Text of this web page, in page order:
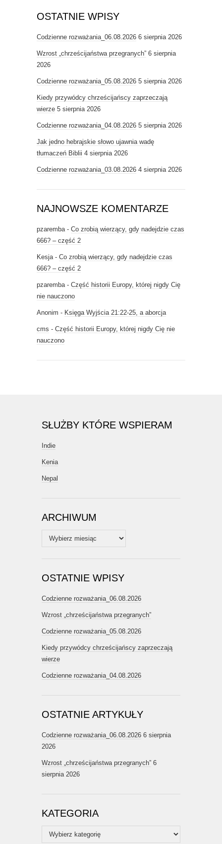
OSTATNIE WPISY
Codzienne rozważania_06.08.2026 6 sierpnia 2026
Wzrost „chrześcijaństwa przegranych” 6 sierpnia
2026
Codzienne rozważania_05.08.2026 5 sierpnia 2026
Kiedy przywódcy chrześcijańscy zaprzeczają
wierze 5 sierpnia 2026
Codzienne rozważania_04.08.2026 5 sierpnia 2026
Jak jedno hebrajskie słowo ujawnia wadę
tłumaczeń Biblii 4 sierpnia 2026
Codzienne rozważania_03.08.2026 4 sierpnia 2026
NAJNOWSZE KOMENTARZE
pzaremba - Co zrobią wierzący, gdy nadejdzie czas
666? – część 2
Kesja - Co zrobią wierzący, gdy nadejdzie czas
666? – część 2
pzaremba - Część historii Europy, której nigdy Cię
nie nauczono
Anonim - Księga Wyjścia 21:22-25, a aborcja
cms - Część historii Europy, której nigdy Cię nie
nauczono
SŁUŻBY KTÓRE WSPIERAM
Indie
Kenia
Nepal
ARCHIWUM
Archiwum
OSTATNIE WPISY
Codzienne rozważania_06.08.2026
Wzrost „chrześcijaństwa przegranych”
Codzienne rozważania_05.08.2026
Kiedy przywódcy chrześcijańscy zaprzeczają
wierze
Codzienne rozważania_04.08.2026
OSTATNIE ARTYKUŁY
Codzienne rozważania_06.08.2026 6 sierpnia
2026
Wzrost „chrześcijaństwa przegranych” 6
sierpnia 2026
KATEGORIA
Kategoria